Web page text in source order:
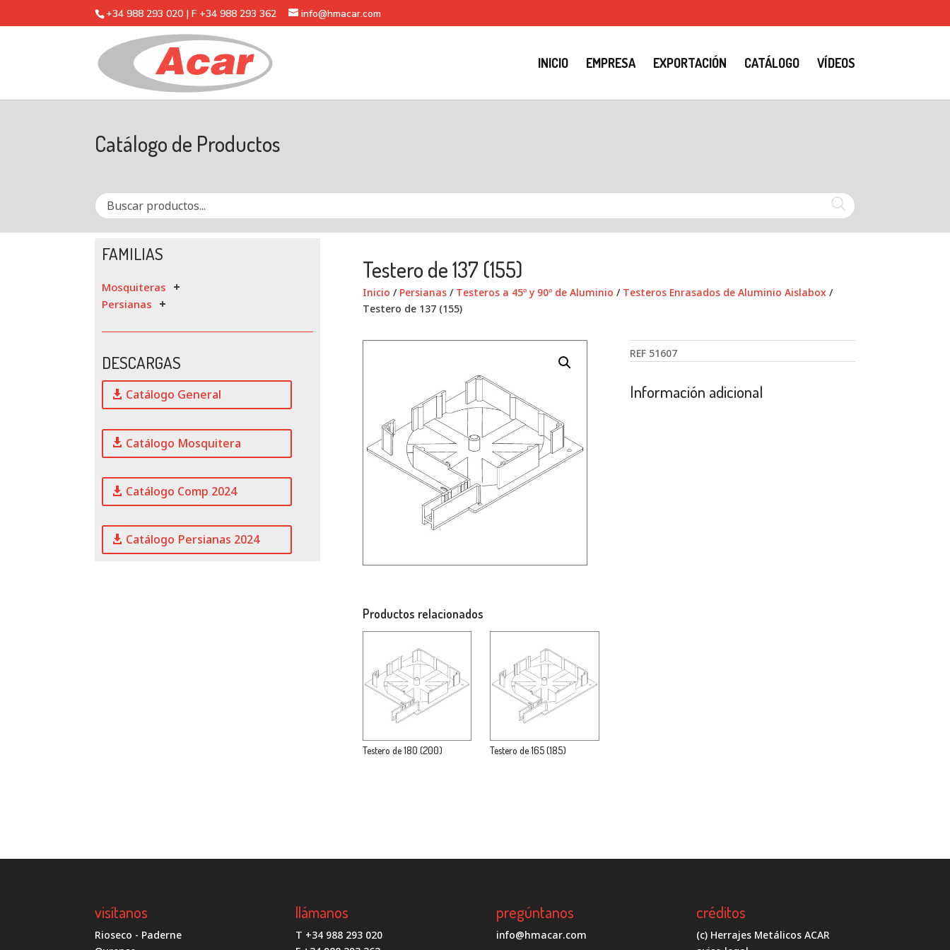
+34 988 293 020 | F +34 988 293 362 info@hmacar.com
INICIO EMPRESA EXPORTACIÓN CATÁLOGO VÍDEOS
Catálogo de Productos
FAMILIAS
Mosquiteras
Persianas
DESCARGAS
Catálogo General
Catálogo Mosquitera
Catálogo Comp 2024
Catálogo Persianas 2024
Testero de 137 (155)
Inicio / Persianas/ Testeros a 45º y 90º de Aluminio / Testeros Enrasados de Aluminio Aislabox/
Testero de 137 (155)
REF 51607
Información adicional
Productos relacionados
Testero de 180 (200) Testero de 165 (185)
visítanos
Rioseco - Paderne
llámanos
T +34 988 293 020
pregúntanos
info@hmacar.com
créditos
(c) Herrajes Metálicos ACAR